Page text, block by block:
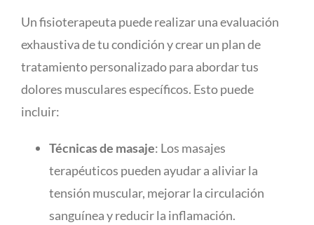
Un fisioterapeuta puede realizar una evaluación
exhaustiva de tu condición y crear un plan de
tratamiento personalizado para abordar tus
dolores musculares específicos. Esto puede
incluir:
Técnicas de masaje: Los masajes
terapéuticos pueden ayudar a aliviar la
tensión muscular, mejorar la circulación
sanguínea y reducir la inflamación.